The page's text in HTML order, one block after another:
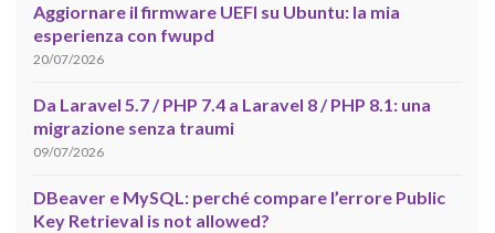
Aggiornare il firmware UEFI su Ubuntu: la mia
esperienza con fwupd
20/07/2026
Da Laravel 5.7 / PHP 7.4 a Laravel 8 / PHP 8.1: una
migrazione senza traumi
09/07/2026
DBeaver e MySQL: perché compare l’errore Public
Key Retrieval is not allowed?